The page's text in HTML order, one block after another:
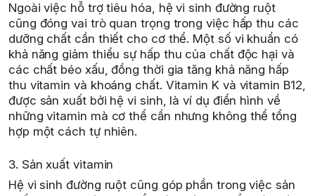
Ngoài việc hỗ trợ tiêu hóa, hệ vi sinh đường ruột
cũng đóng vai trò quan trọng trong việc hấp thu các
dưỡng chất cần thiết cho cơ thể. Một số vi khuẩn có
khả năng giảm thiểu sự hấp thu của chất độc hại và
các chất béo xấu, đồng thời gia tăng khả năng hấp
thu vitamin và khoáng chất. Vitamin K và vitamin B12,
được sản xuất bởi hệ vi sinh, là ví dụ điển hình về
những vitamin mà cơ thể cần nhưng không thể tổng
hợp một cách tự nhiên.
3. Sản xuất vitamin
Hệ vi sinh đường ruột cũng góp phần trong việc sản